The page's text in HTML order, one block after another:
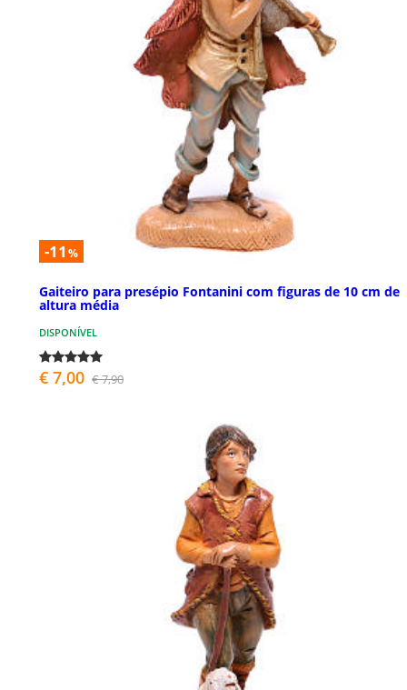
-11 %
Gaiteiro para presépio Fontanini com figuras de 10 cm de
altura média
DISPONÍVEL
€ 7,00 € 7,90